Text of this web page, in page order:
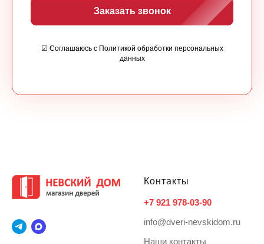
Заказать звонок
☑ Соглашаюсь с Политикой обработки персональных
данных
Контакты
+7 921 978-03-90
info@dveri-nevskidom.ru
Наши контакты